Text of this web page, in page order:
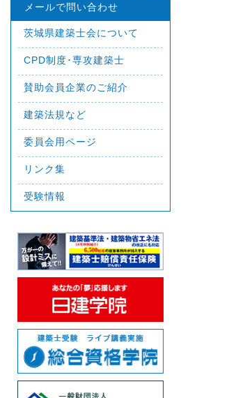
メールで問い合わせ
茨城県建築士会について
CPD制度･専攻建築士
賛助会員企業のご紹介
建築法規など
委員会用ページ
リンク集
受験情報